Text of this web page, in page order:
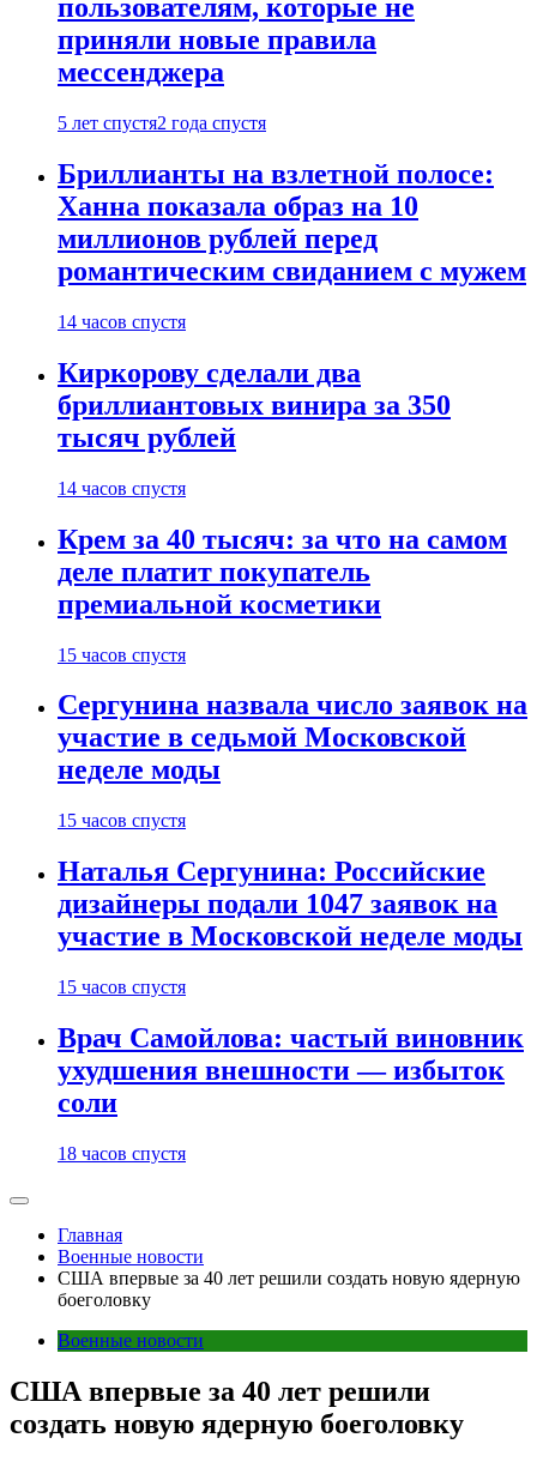
пользователям, которые не
приняли новые правила
мессенджера
5 лет спустя2 года спустя
Бриллианты на взлетной полосе:
Ханна показала образ на 10
миллионов рублей перед
романтическим свиданием с мужем
14 часов спустя
Киркорову сделали два
бриллиантовых винира за 350
тысяч рублей
14 часов спустя
Крем за 40 тысяч: за что на самом
деле платит покупатель
премиальной косметики
15 часов спустя
Сергунина назвала число заявок на
участие в седьмой Московской
неделе моды
15 часов спустя
Наталья Сергунина: Российские
дизайнеры подали 1047 заявок на
участие в Московской неделе моды
15 часов спустя
Врач Самойлова: частый виновник
ухудшения внешности — избыток
соли
18 часов спустя
Главная
Военные новости
США впервые за 40 лет решили создать новую ядерную
боеголовку
Военные новости
США впервые за 40 лет решили
создать новую ядерную боеголовку